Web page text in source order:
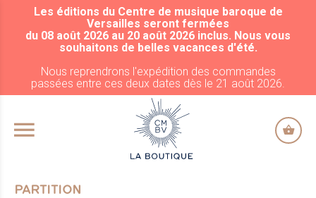
ALLER AU CONTENU PRINCIPAL
Les éditions du Centre de musique baroque de
Versailles seront fermées
du 08 août 2026 au 20 août 2026 inclus. Nous vous
souhaitons de belles vacances d'été.
Nous reprendrons l'expédition des commandes
passées entre ces deux dates dès le 21 août 2026.
PARTITION